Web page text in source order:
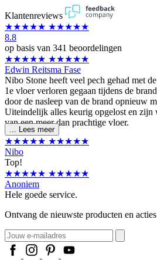
Klantenreviews
★★★★★ ★★★★★
8.8
op basis van 341 beoordelingen
★★★★★ ★★★★★
Edwin Reitsma Fase
Nibo Stone heeft veel pech gehad met
1e vloer verloren gegaan tijdens de
door de nasleep van de brand opnieuw
Uiteindelijk alles keurig opgelost en zijn
van een meer dan prachtige vloer.
Lees meer
★★★★★ ★★★★★
Nibo
Top!
★★★★★ ★★★★★
Anoniem
Hele goede service.
Ontvang de nieuwste producten en